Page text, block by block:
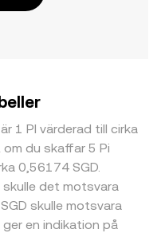
1 PI värderad till cirka
du skaffar 5 Pi
0,56174 SGD.
skulle det motsvara
skulle motsvara
en indikation på